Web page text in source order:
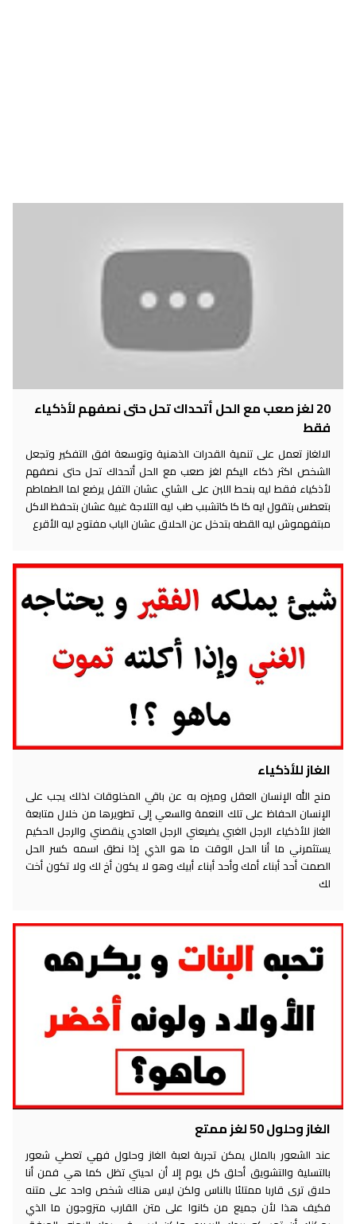
20 لغز صعب مع الحل أتحداك تحل حتى نصفهم لأذكياء
فقط
الالغاز تعمل على تنمية القدرات الذهنية وتوسعة افق التفكير وتجعل
الشخص اكثر ذكاء اليكم لغز صعب مع الحل أتحداك تحل حتى نصفهم
لأذكياء فقط ليه بنحط اللبن على الشاي عشان التفل يرضع لما الطماطم
بتعطس بتقول ايه كا كا كاتشبب طب ليه التلاجة غبية عشان بتحفظ الاكل
مبتفهموش ليه القطه بتدخل عن الحلاق عشان الباب مفتوح ليه الأقرع
الغاز للأذكياء
منح الله الإنسان العقل وميزه به عن باقي المخلوقات لذلك يجب على
الإنسان الحفاظ على تلك النعمة والسعي إلى تطويرها من خلال متابعة
الغاز للأذكياء الرجل الغبي يضيعني الرجل العادي ينقصني والرجل الحكيم
يستثمرني ما أنا الحل الوقت ما هو الذي إذا نطق اسمه كسر الحل
الصمت أحد أبناء أمك وأحد أبناء أبيك وهو لا يكون أخ لك ولا تكون أخت
لك
الغاز وحلول 50 لغز ممتع
عند الشعور بالملل يمكن تجربة لعبة الغاز وحلول فهي تعطي شعور
بالتسلية والتشويق أحلق كل يوم إلا أن لحيتي تظل كما هي فمن أنا
حلاق ترى قاربا ممتلئا بالناس ولكن ليس هناك شخص واحد على متنه
فكيف هذا لأن جميع من كانوا على متن القارب متزوجون ما الذي